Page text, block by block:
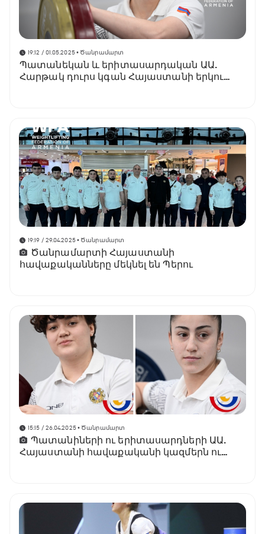
19:12 / 01.05.2025• Ծանրամարտ
Պատանեկան և երիտասարդական ԱԱ.
Հարթակ դուրս կգան Հայաստանի երկու
19:19 / 29.04.2025• Ծանրամարտ
Ծանրամարտի Հայաստանի
հավաքականները մեկնել են Պերու
15:15 / 26.04.2025• Ծանրամարտ
Պատանիների ու երիտասարդների ԱԱ.
Հայաստանի հավաքականի կազմերն ու